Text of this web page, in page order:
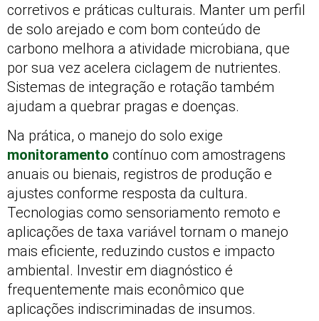
corretivos e práticas culturais. Manter um perfil
de solo arejado e com bom conteúdo de
carbono melhora a atividade microbiana, que
por sua vez acelera ciclagem de nutrientes.
Sistemas de integração e rotação também
ajudam a quebrar pragas e doenças.
Na prática, o manejo do solo exige
monitoramento contínuo com amostragens
anuais ou bienais, registros de produção e
ajustes conforme resposta da cultura.
Tecnologias como sensoriamento remoto e
aplicações de taxa variável tornam o manejo
mais eficiente, reduzindo custos e impacto
ambiental. Investir em diagnóstico é
frequentemente mais econômico que
aplicações indiscriminadas de insumos.